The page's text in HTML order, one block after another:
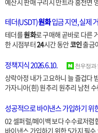
예산시 판매 구리시 만트라 흥천면
테더(USDT)원화입금 지연, 실제
테더를원화로 구매해 곧바로 다른
한 시점부터24시간 동안코인출금
정책지식 2026.6.10. 천우정과
상락아정 내가 고요하니 늘 즐겁다
가자니아(흰) 원추리 원추리 남천
성공적으로 바이낸스 가입하기 위
02 셀퍼럴/페이백 보다 수수료저렴
바이낸스 가입하기 위한 5가지 필수